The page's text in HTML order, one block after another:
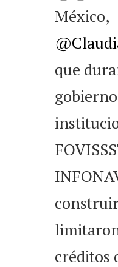
México,
que
créditos